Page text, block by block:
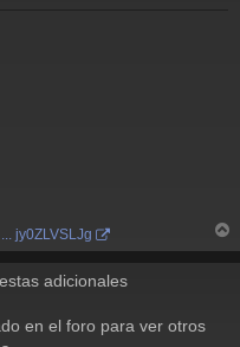
jy0ZLVSLJg
r
adicionales
en el foro para ver otros